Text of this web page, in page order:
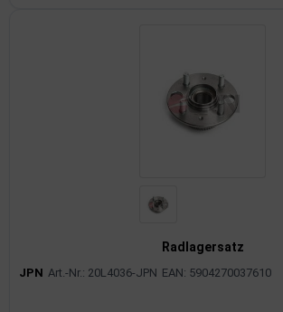
Radlagersatz
JPN Art.-Nr.: 20L4036-JPN EAN: 5904270037610